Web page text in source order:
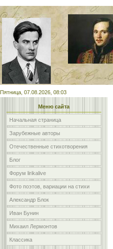
Пятница, 07.08.2026, 08:03
Меню сайта
Начальная страница
Зарубежные авторы
Отечественные стихотворения
Блог
Форум lirikalive
Фото поэтов, вариации на стихи
Александр Блок
Иван Бунин
Михаил Лермонтов
Классика